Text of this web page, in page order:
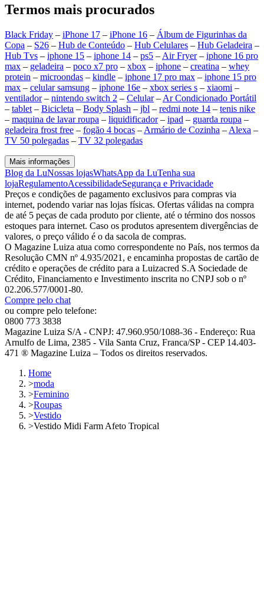
Termos mais procurados
Black Friday – iPhone 17 – iPhone 16 – Álbum de Figurinhas da
Copa – S26 – Hub de Conteúdo – Hub Celulares – Hub Geladeira –
Hub Tvs – iphone 15 – iphone 14 – ps5 – Air Fryer– iphone 16 pro
max – geladeira – poco x7 pro – xbox – iphone – creatina – whey
protein – microondas – kindle – iphone 17 pro max – iphone 15 pro
max – celular samsung – iphone 16e – xbox series s – xiaomi –
ventilador– nintendo switch 2 – Celular– Ar Condicionado Portátil
– tablet – Bicicleta – Body Splash – jbl – redmi note 14 – tenis nike
– maquina de lavar roupa – liquidificador– ipad – guarda roupa –
geladeira frost free – fogão 4 bocas – Armário de Cozinha – Alexa –
TV 50 polegadas – TV 32 polegadas
Mais informações
Blog da LuNossas lojasWhatsApp da LuTenha sua
lojaRegulamentoAcessibilidadeSegurança e Privacidade
Preços e condições de pagamento exclusivos para compras via
internet, podendo variar nas lojas físicas. Ofertas válidas na compra
de até 5 peças de cada produto por cliente, até o término dos nossos
estoques para internet. Caso os produtos apresentem divergências de
valores, o preço válido é o da sacola de compras.
O Magazine Luiza atua como correspondente no País, nos termos da
Resolução CMN nº 4.935/2021, e encaminha propostas de cartão de
crédito e operações de crédito para a Luizacred S.A Sociedade de
Crédito, Financiamento e Investimento inscrita no CNPJ sob o nº
02.206.577/0001-80.
Compre pelo chat
ou compre pelo telefone:
0800 773 3838
Magazine Luiza S/A - CNPJ: 47.960.950/1088-36 - Endereço: Rua
Arnulfo de Lima, 2385 - Vila Santa Cruz, Franca/SP - CEP 14.403-
471 ® Magazine Luiza – Todos os direitos reservados.
Home
>moda
>Feminino
>Roupas
>Vestido
>Vestido Midi Farm Afeto Tropical